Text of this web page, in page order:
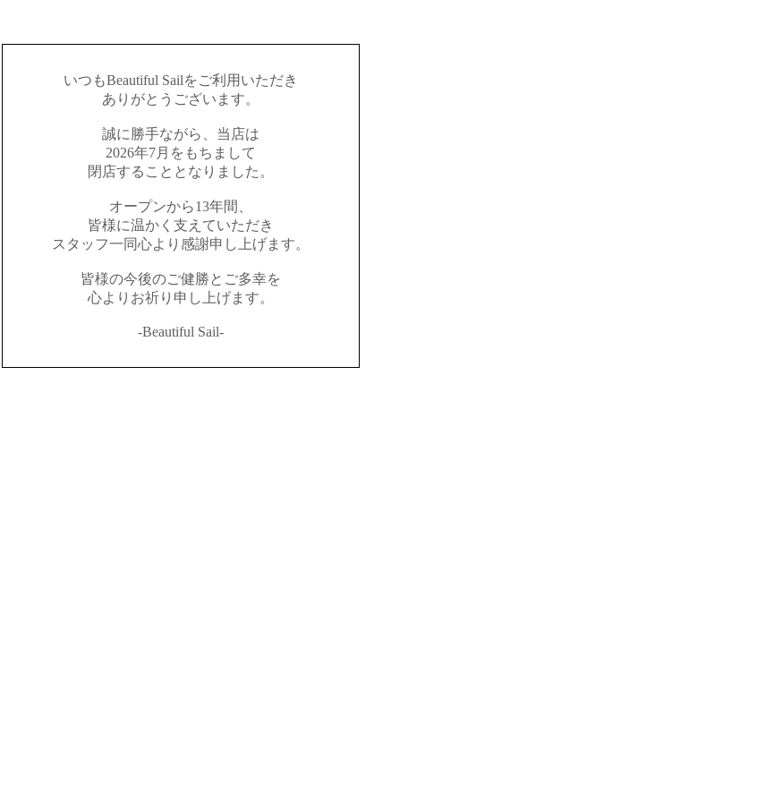
いつもBeautiful Sailをご利用いただき
ありがとうございます。
誠に勝手ながら、当店は
2026年7月をもちまして
閉店することとなりました。
オープンから13年間、
皆様に温かく支えていただき
スタッフ一同心より感謝申し上げます。
皆様の今後のご健勝とご多幸を
心よりお祈り申し上げます。
-Beautiful Sail-